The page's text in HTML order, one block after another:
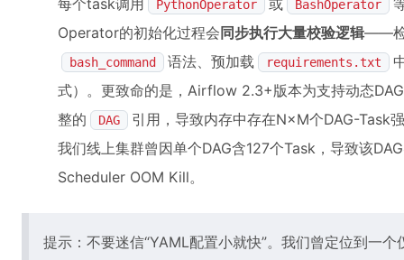
每个task调用
PythonOperator 或 BashOperator
Operator的初始化过程会 同步执行大量校验逻辑——
bash_command 语法、预加载 requirements.txt
式）。更致命的是，Airflow 2.3+版本为支持动态
整的
DAG
引用，导致内存中存在N×M个DAG-Task
我们线上集群曾因单个DAG含127个Task，导致该
Scheduler OOM Kill。
提示：不要迷信“YAML配置小就快”。我们曾定位到一